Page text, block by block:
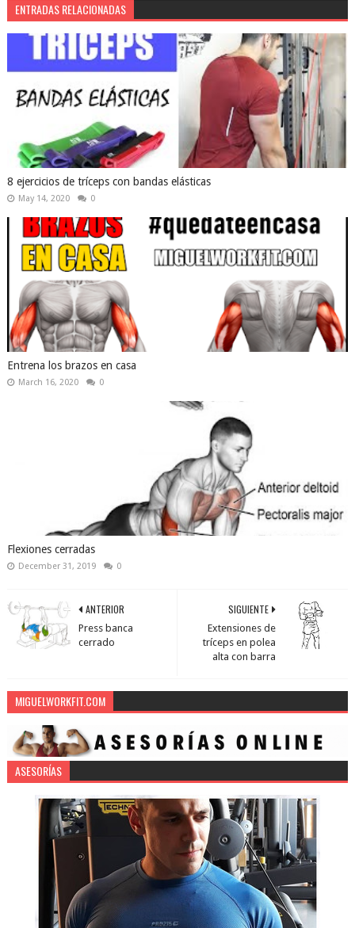
ENTRADAS RELACIONADAS
8 ejercicios de tríceps con bandas elásticas
May 14, 2020 0
Entrena los brazos en casa
March 16, 2020 0
Flexiones cerradas
December 31, 2019 0
SIGUIENTE
Extensiones de
tríceps en polea
alta con barra
ANTERIOR
Press banca
cerrado
MIGUELWORKFIT.COM
ASESORÍAS